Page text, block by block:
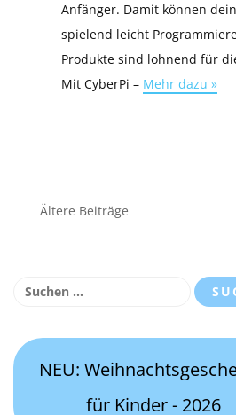
Anfänger. Damit können
spielend leicht
Produkte sind lohnend für
Mit CyberPi – Mehr dazu »
Ältere Beiträge
Suchen
NEU:
für Kinder - 2026